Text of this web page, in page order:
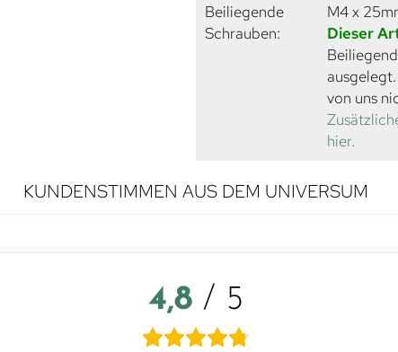
Beiliegende
Schrauben:
M4 x
Dieser
von uns
hier.
KUNDENSTIMMEN AUS DEM UNIVERSUM
4,8 / 5